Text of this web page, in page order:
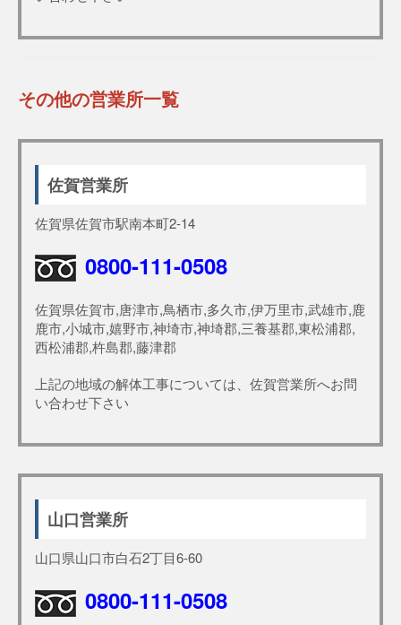
その他の営業所一覧
佐賀営業所
佐賀県佐賀市駅南本町2-14
0800-111-0508
佐賀県佐賀市,唐津市,鳥栖市,多久市,伊万里市,武雄市,鹿
鹿市,小城市,嬉野市,神埼市,神埼郡,三養基郡,東松浦郡,
西松浦郡,杵島郡,藤津郡
上記の地域の解体工事については、佐賀営業所へお問
い合わせ下さい
山口営業所
山口県山口市白石2丁目6-60
0800-111-0508